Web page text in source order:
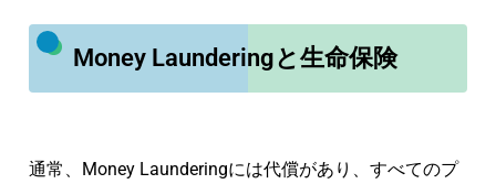
Money Launderingと生命保険
通常、Money Launderingには代償があり、すべてのプ